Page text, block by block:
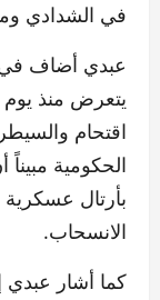
في الشدادي
عبدي أضاف في
يتعرض منذ
اقتحام
الحكومية
بأرتال
الانسحاب.
كما أشار عبدي